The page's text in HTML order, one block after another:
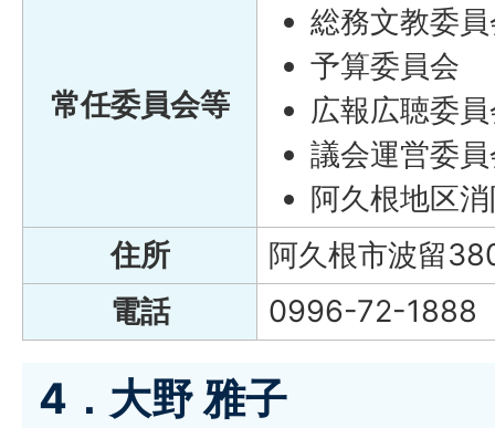
常任委員会等
総務文教委
予算委員会
広報広聴委
議会運営委
阿久根地区
住所
阿久根市波留
電話
0996-72-1888
4．大野 雅子